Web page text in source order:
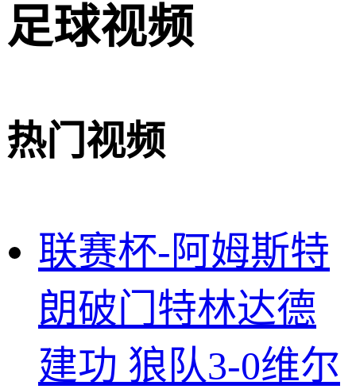
足球视频
热门视频
联赛杯-阿姆斯特
朗破门特林达德
建功 狼队3-0维尔